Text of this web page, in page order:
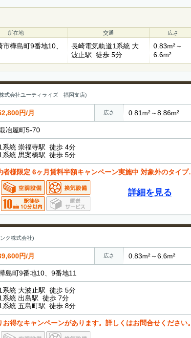
所在地 交通 広さ
樺島町9番地10、
長崎電気軌道1系統 大
波止駅 徒歩 5分
0.83m²～
6.6m²
式会社ユーティライズ 福岡支店)
円/月 広さ 0.81m²～8.86m²
冶屋町5-70
系統 崇福寺駅 徒歩 4分
系統 思案橋駅 徒歩 5分
定 6ヶ月賃料半額キャンペーン実施中 対象外のタイプが御座います。詳しくはお問合せ下さい
詳細を見る
ク株式会社)
円/月 広さ 0.83m²～6.6m²
島町9番地10、9番地11
系統 大波止駅 徒歩 5分
系統 出島駅 徒歩 7分
系統 五島町駅 徒歩 8分
お得なキャンペーンがあります。詳しくはお問合せください。